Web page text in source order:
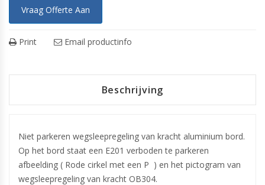
Vraag Offerte Aan
Print Email productinfo
Beschrijving
Niet parkeren wegsleepregeling van kracht aluminium bord.
Op het bord staat een E201 verboden te parkeren
afbeelding ( Rode cirkel met een P ) en het pictogram van
wegsleepregeling van kracht OB304.